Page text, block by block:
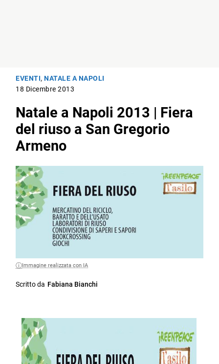
EVENTI,NATALE A NAPOLI
18 Dicembre 2013
Natale a Napoli 2013 | Fiera
del riuso a San Gregorio
Armeno
Immagine realizzata con IA
Scritto da Fabiana Bianchi